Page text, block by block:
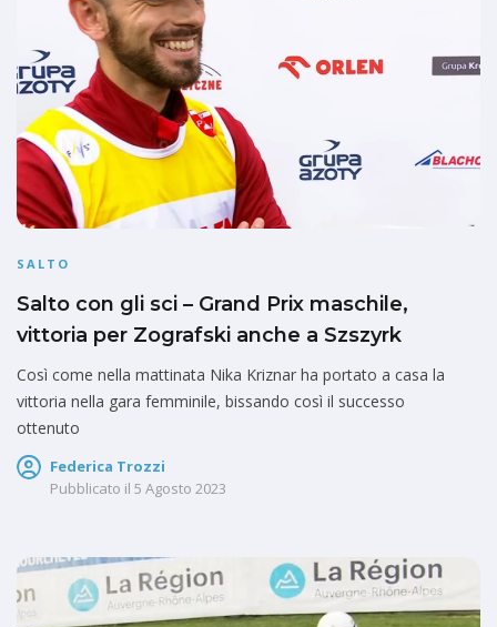
SALTO
Salto con gli sci – Grand Prix maschile,
vittoria per Zografski anche a Szszyrk
Così come nella mattinata Nika Kriznar ha portato a casa la
vittoria nella gara femminile, bissando così il successo
ottenuto
Federica Trozzi
Pubblicato il 5 Agosto 2023